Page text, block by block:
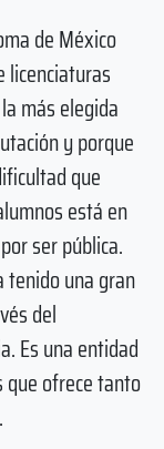
de México
licenciaturas
más elegida
y porque
que
está en
ser pública.
tenido una gran
del
Es una entidad
que ofrece tanto